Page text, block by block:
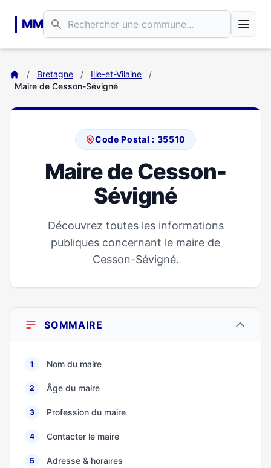
MM
/ Bretagne / Ille-et-Vilaine
/
Maire de Cesson-Sévigné
Code Postal : 35510
Maire de Cesson-
Sévigné
Découvrez toutes les informations
publiques concernant le maire de
Cesson-Sévigné.
SOMMAIRE
1 Nom du maire
2 Âge du maire
3 Profession du maire
4 Contacter le maire
5 Adresse & horaires